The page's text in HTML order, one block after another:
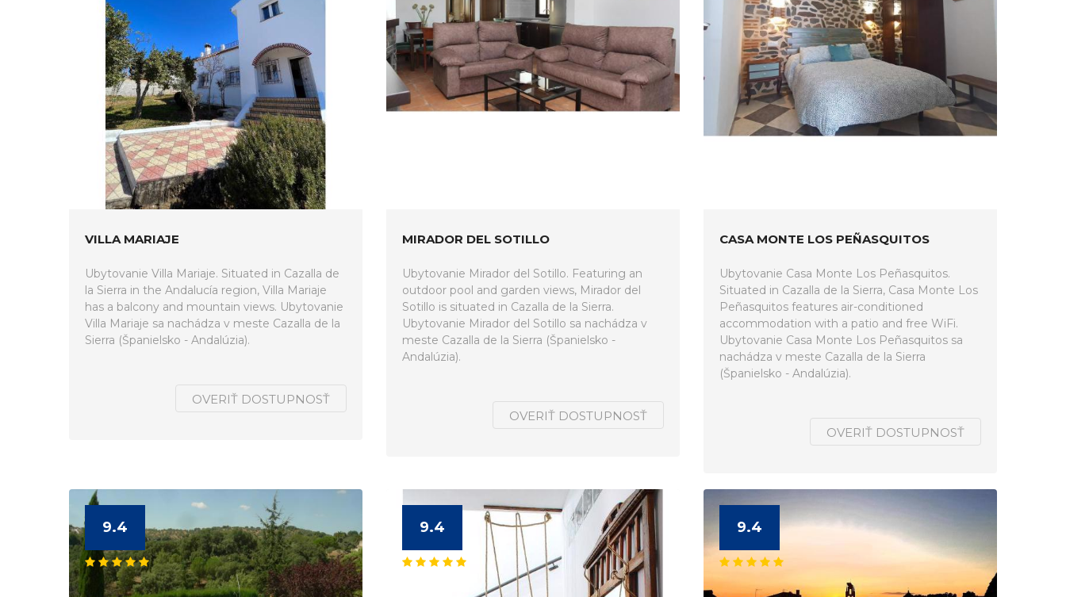
VILLA MARIAJE
Ubytovanie Villa Mariaje. Situated in Cazalla de
la Sierra in the Andalucía region, Villa Mariaje
has a balcony and mountain views. Ubytovanie
Villa Mariaje sa nachádza v meste Cazalla de la
Sierra (Španielsko - Andalúzia).
OVERIŤ DOSTUPNOSŤ
MIRADOR DEL SOTILLO
Ubytovanie Mirador del Sotillo. Featuring an
outdoor pool and garden views, Mirador del
Sotillo is situated in Cazalla de la Sierra.
Ubytovanie Mirador del Sotillo sa nachádza v
meste Cazalla de la Sierra (Španielsko -
Andalúzia).
OVERIŤ DOSTUPNOSŤ
CASA MONTE LOS PEÑASQUITOS
Ubytovanie Casa Monte Los Peñasquitos.
Situated in Cazalla de la Sierra, Casa Monte Los
Peñasquitos features air-conditioned
accommodation with a patio and free WiFi.
Ubytovanie Casa Monte Los Peñasquitos sa
nachádza v meste Cazalla de la Sierra
(Španielsko - Andalúzia).
OVERIŤ DOSTUPNOSŤ
9.4 9.4 9.4